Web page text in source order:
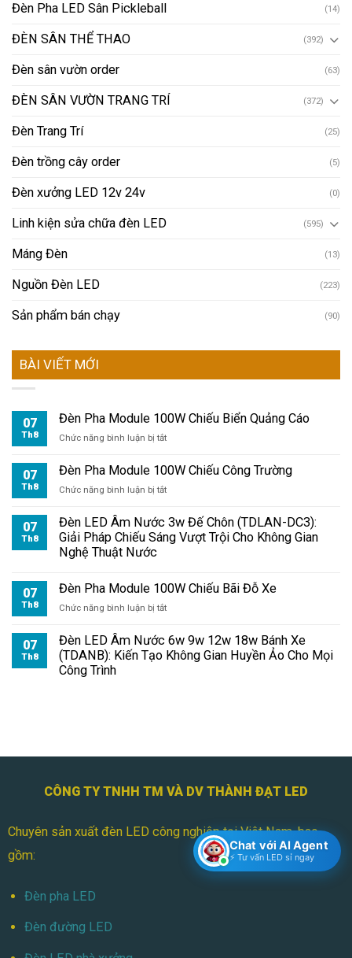
Đèn Pha LED Sân Pickleball (14)
ĐÈN SÂN THỂ THAO (392)
Đèn sân vườn order (63)
ĐÈN SÂN VƯỜN TRANG TRÍ (372)
Đèn Trang Trí (25)
Đèn trồng cây order (5)
Đèn xưởng LED 12v 24v (0)
Linh kiện sửa chữa đèn LED (595)
Máng Đèn (13)
Nguồn Đèn LED (223)
Sản phẩm bán chạy (90)
BÀI VIẾT MỚI
07
Th8
Đèn Pha Module 100W Chiếu Biển Quảng Cáo
Chức năng bình luận bị tắtở
Pha
100W
Biển
Quảng
07
Th8
Đèn Pha Module 100W Chiếu Công Trường
Chức năng bình luận bị tắtở
Pha
Module
100W
Trường
07
Th8
Đèn LED Âm Nước 3w Đế Chôn (TDLAN-DC3):
Giải Pháp Chiếu Sáng Vượt Trội Cho Không Gian
Nghệ Thuật Nước
07
Th8
Đèn Pha Module 100W Chiếu Bãi Đỗ Xe
Chức năng bình luận bị tắtở
Pha
Module
100W
07
Th8
Đèn LED Âm Nước 6w 9w 12w 18w Bánh Xe
(TDANB): Kiến Tạo Không Gian Huyền Ảo Cho Mọi
Công Trình
CÔNG TY TNHH TM VÀ DV THÀNH ĐẠT LED
Chuyên sản xuất đèn LED công nghiệp tại Việt Nam, bao
gồm:
Đèn pha LED
Đèn đường LED
Chat với AI Agent
⚡ Tư vấn LED sỉ ngay